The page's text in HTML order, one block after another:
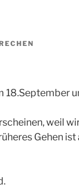
18.September
weil
Gehen